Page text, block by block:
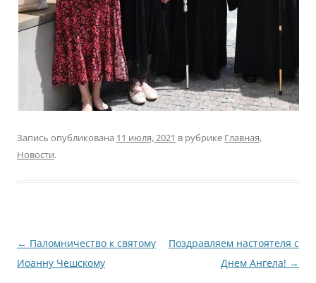
Запись опубликована 11 июля, 2021 в рубрике Главная,
Новости.
Навигация
по
← Паломничество к святому
Иоанну Чешскому
Поздравляем настоятеля с
Днем Ангела! →